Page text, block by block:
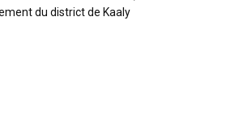
du district de Kaaly